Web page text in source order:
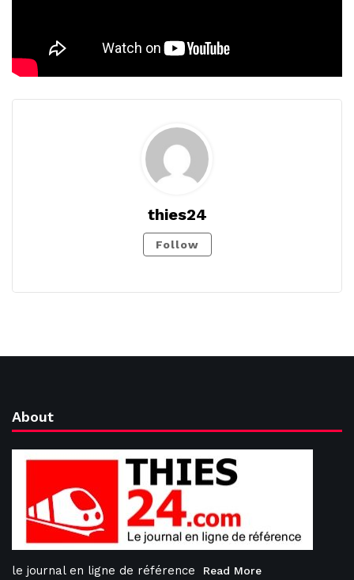
thies24
Follow
About
le journal en ligne de référence Read More